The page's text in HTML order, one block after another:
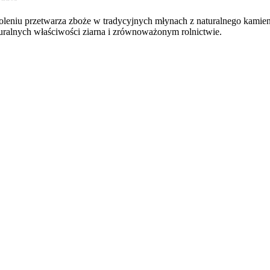
przetwarza zboże w tradycyjnych młynach z naturalnego
właściwości ziarna i zrównoważonym rolnictwie.